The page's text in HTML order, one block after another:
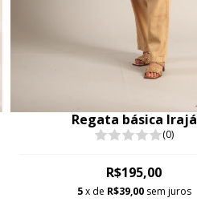
Regata básica Irajá
(0)
R$195,00
5x de R$39,00 sem juros